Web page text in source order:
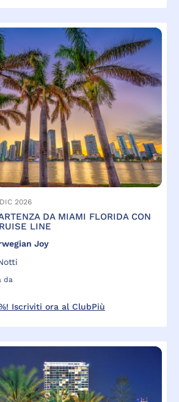
2026
DA MIAMI FLORIDA CON
LINE
Joy
da
Iscriviti ora al ClubPiù